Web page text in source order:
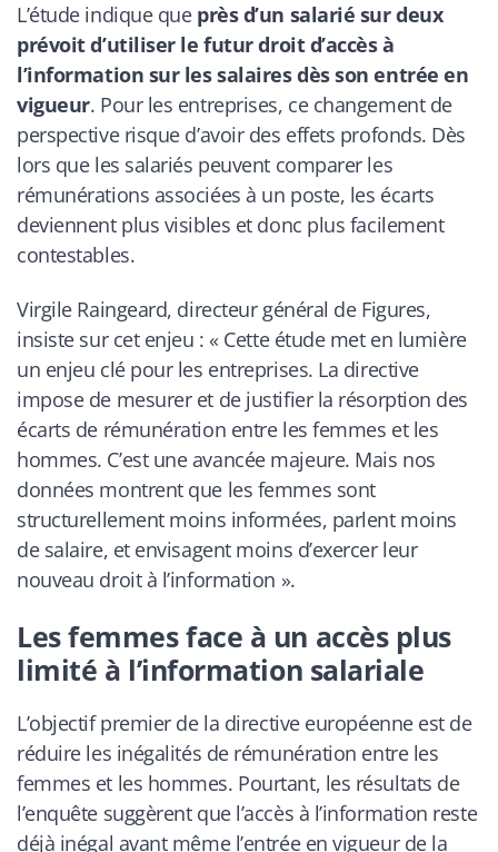
L’étude indique que près d’un salarié sur deux
prévoit d’utiliser le futur droit d’accès à
l’information sur les salaires dès son entrée en
vigueur. Pour les entreprises, ce changement de
perspective risque d’avoir des effets profonds. Dès
lors que les salariés peuvent comparer les
rémunérations associées à un poste, les écarts
deviennent plus visibles et donc plus facilement
contestables.
Virgile Raingeard, directeur général de Figures,
insiste sur cet enjeu : « Cette étude met en lumière
un enjeu clé pour les entreprises. La directive
impose de mesurer et de justifier la résorption des
écarts de rémunération entre les femmes et les
hommes. C’est une avancée majeure. Mais nos
données montrent que les femmes sont
structurellement moins informées, parlent moins
de salaire, et envisagent moins d’exercer leur
nouveau droit à l’information ».
Les femmes face à un accès plus
limité à l’information salariale
L’objectif premier de la directive européenne est de
réduire les inégalités de rémunération entre les
femmes et les hommes. Pourtant, les résultats de
l’enquête suggèrent que l’accès à l’information reste
déjà inégal avant même l’entrée en vigueur de la